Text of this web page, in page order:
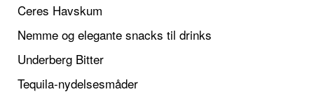
Ceres Havskum
Nemme og elegante snacks til drinks
Underberg Bitter
Tequila-nydelsesmåder